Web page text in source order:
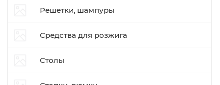
Решетки, шампуры
Средства для розжига
Столы